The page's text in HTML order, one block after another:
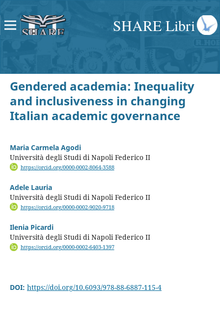
SHARE Libri
Gendered academia: Inequality
and inclusiveness in changing
Italian academic governance
Maria Carmela Agodi
Università degli Studi di Napoli Federico II
https://orcid.org/0000-0002-8064-3588
Adele Lauria
Università degli Studi di Napoli Federico II
https://orcid.org/0000-0002-9020-9718
Ilenia Picardi
Università degli Studi di Napoli Federico II
https://orcid.org/0000-0002-6403-1397
DOI: https://doi.org/10.6093/978-88-6887-115-4